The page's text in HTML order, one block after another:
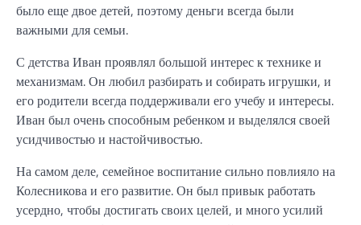
было еще двое детей, поэтому деньги всегда были
важными для семьи.
С детства Иван проявлял большой интерес к технике и
механизмам. Он любил разбирать и собирать игрушки, и
его родители всегда поддерживали его учебу и интересы.
Иван был очень способным ребенком и выделялся своей
усидчивостью и настойчивостью.
На самом деле, семейное воспитание сильно повлияло на
Колесникова и его развитие. Он был привык работать
усердно, чтобы достигать своих целей, и много усилий